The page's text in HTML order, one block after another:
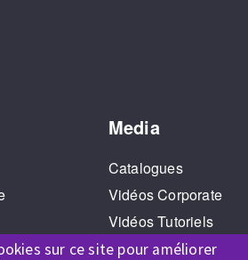
sur ce site pour améliorer
Media
Catalogues
Vidéos Corporate
Vidéos Tutoriels
Visite virtuelle 360°